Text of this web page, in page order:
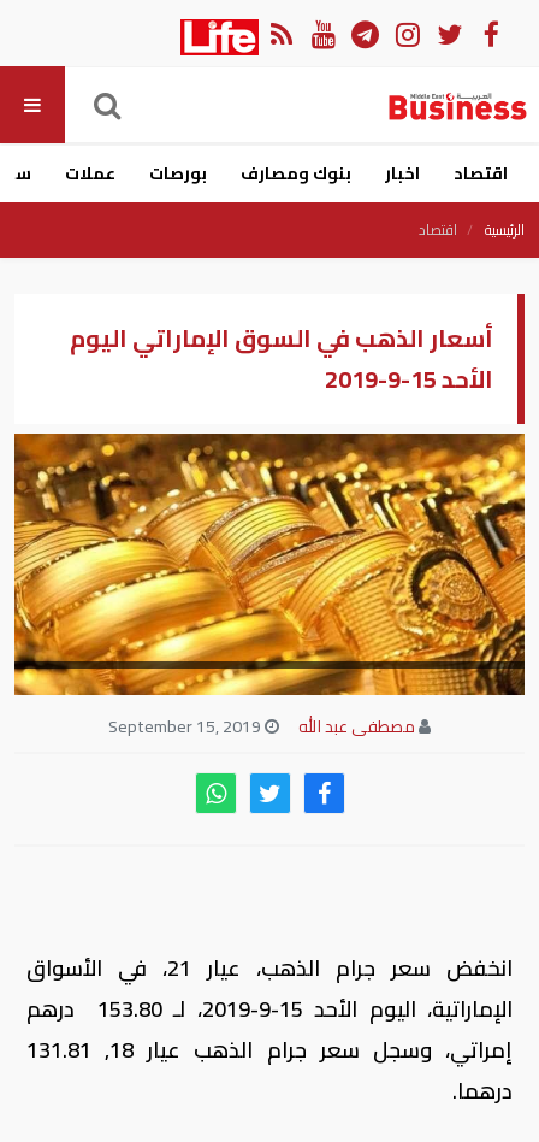
اقتصاد اخبار بنوك ومصارف بورصات عملات
الرئيسية اقتصاد
أسعار الذهب في السوق الإماراتي اليوم
الأحد 15-9-2019
مصطفى عبد الله
انخفض سعر جرام الذهب، عيار 21، في الأسواق
الإماراتية، اليوم الأحد 15-9-2019، لـ 153.80 درهم
إمراتي، وسجل سعر جرام الذهب عيار 18, 131.81
درهما.